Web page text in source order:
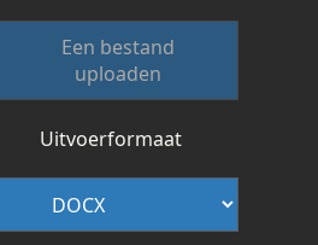
Een bestand
uploaden
Uitvoerformaat